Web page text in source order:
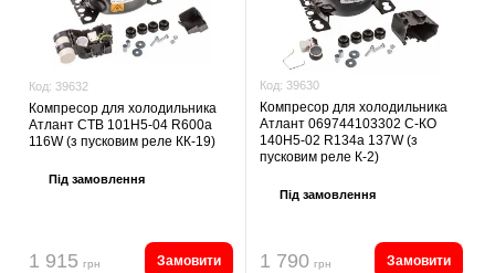
Код: 39632
Компресор для холодильника
Атлант СТВ 101Н5-04 R600а
116W (з пусковим реле КК-19)
Під замовлення
1 915 грн Замовити
Код: 39630
Компресор для холодильника
Атлант 069744103302 С-КО
140Н5-02 R134a 137W (з
пусковим реле К-2)
Під замовлення
1 790 грн Замовити